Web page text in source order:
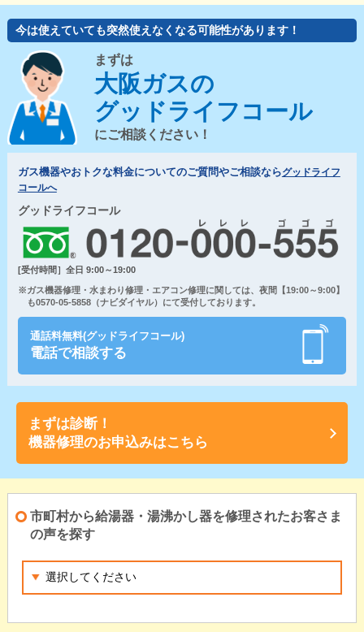
今は使えていても突然使えなくなる可能性があります！
まずは
大阪ガスの
グッドライフコール
にご相談ください！
ガス機器やおトクな料金についてのご質問やご相談ならグッドライフ
コールへ
グッドライフコール
[受付時間］全日 9:00～19:00
※ガス機器修理・水まわり修理・エアコン修理に関しては、夜間【19:00～9:00】
も0570-05-5858（ナビダイヤル）にて受付しております。
通話料無料(グッドライフコール)
電話で相談する
まずは診断！
機器修理のお申込みはこちら
市町村から給湯器・湯沸かし器を修理されたお客さま
の声を探す